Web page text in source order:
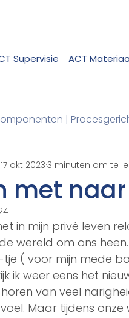
Supervisie ACT
|
met
17 okt 2023 3 minuten om te
in mijn privé leven
wereld om ons
( voor mijn mede
ik weer eens het
van veel
Maar tijdens